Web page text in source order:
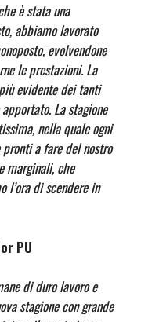
è stata una
abbiamo lavorato
evolvendone
le prestazioni. La
evidente dei tanti
La stagione
nella quale ogni
a fare del nostro
marginali, che
l’ora di scendere in
PU
di duro lavoro e
stagione con grande